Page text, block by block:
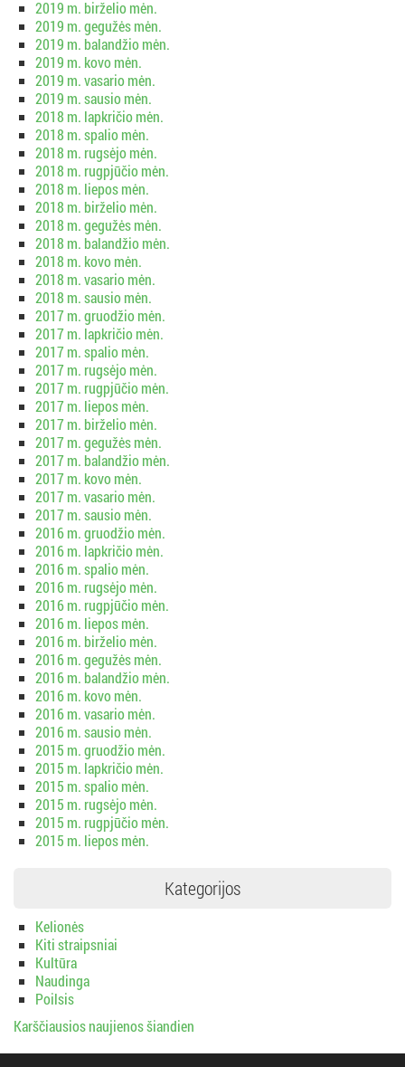
2019 m. birželio mėn.
2019 m. gegužės mėn.
2019 m. balandžio mėn.
2019 m. kovo mėn.
2019 m. vasario mėn.
2019 m. sausio mėn.
2018 m. lapkričio mėn.
2018 m. spalio mėn.
2018 m. rugsėjo mėn.
2018 m. rugpjūčio mėn.
2018 m. liepos mėn.
2018 m. birželio mėn.
2018 m. gegužės mėn.
2018 m. balandžio mėn.
2018 m. kovo mėn.
2018 m. vasario mėn.
2018 m. sausio mėn.
2017 m. gruodžio mėn.
2017 m. lapkričio mėn.
2017 m. spalio mėn.
2017 m. rugsėjo mėn.
2017 m. rugpjūčio mėn.
2017 m. liepos mėn.
2017 m. birželio mėn.
2017 m. gegužės mėn.
2017 m. balandžio mėn.
2017 m. kovo mėn.
2017 m. vasario mėn.
2017 m. sausio mėn.
2016 m. gruodžio mėn.
2016 m. lapkričio mėn.
2016 m. spalio mėn.
2016 m. rugsėjo mėn.
2016 m. rugpjūčio mėn.
2016 m. liepos mėn.
2016 m. birželio mėn.
2016 m. gegužės mėn.
2016 m. balandžio mėn.
2016 m. kovo mėn.
2016 m. vasario mėn.
2016 m. sausio mėn.
2015 m. gruodžio mėn.
2015 m. lapkričio mėn.
2015 m. spalio mėn.
2015 m. rugsėjo mėn.
2015 m. rugpjūčio mėn.
2015 m. liepos mėn.
Kategorijos
Kelionės
Kiti straipsniai
Kultūra
Naudinga
Poilsis
Karščiausios naujienos šiandien